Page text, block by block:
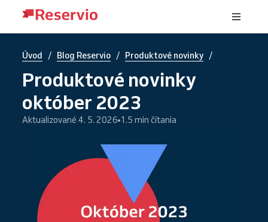
Úvod / Blog Reservio / Produktové novinky /
Produktové novinky
október 2023
Aktualizované 4. 5. 2026 1.5 min čítania